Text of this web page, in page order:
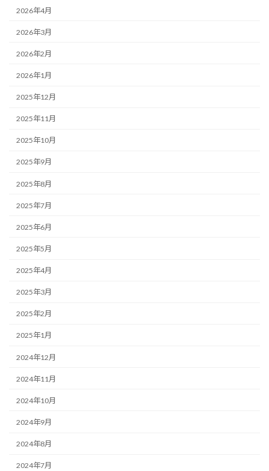
2026年4月
2026年3月
2026年2月
2026年1月
2025年12月
2025年11月
2025年10月
2025年9月
2025年8月
2025年7月
2025年6月
2025年5月
2025年4月
2025年3月
2025年2月
2025年1月
2024年12月
2024年11月
2024年10月
2024年9月
2024年8月
2024年7月